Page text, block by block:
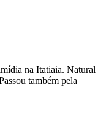
na Itatiaia. Natural
também pela